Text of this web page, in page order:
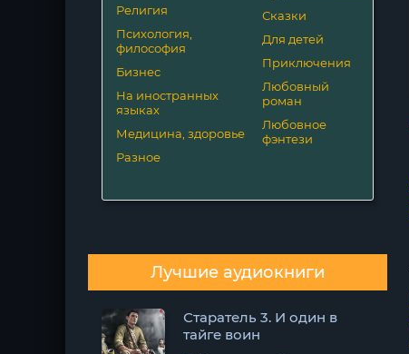
Религия
Психология,
философия
Бизнес
На иностранных
языках
Медицина, здоровье
Разное
Сказки
Для детей
Приключения
Любовный
роман
Любовное
фэнтези
Лучшие аудиокниги
Старатель 3. И один в
тайге воин